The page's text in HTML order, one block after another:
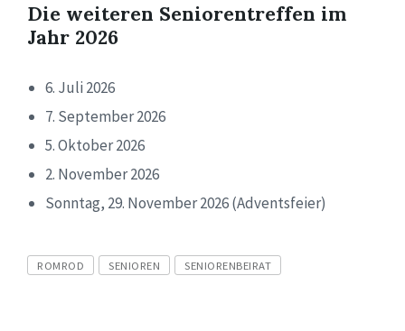
Die weiteren Seniorentreffen im
Jahr 2026
6. Juli 2026
7. September 2026
5. Oktober 2026
2. November 2026
Sonntag, 29. November 2026 (Adventsfeier)
Tags
ROMROD SENIOREN SENIORENBEIRAT